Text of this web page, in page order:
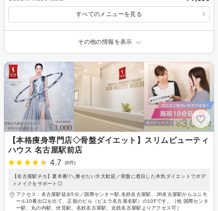
すべてのメニューを見る
その他の情報を表示
【本格痩身専門店◇骨盤ダイエット】スリムビューティ
ハウス 名古屋駅前店
4.7
(8件)
【名古屋駅チカ】夏本番!!＼痩せたい方大歓迎／骨盤に着目した本気ダイエットでボデ
ィメイクをサポート◎
アクセス：名古屋駅徒歩5分／国際センター駅,名鉄名古屋駅、JR名古屋駅からユニモ
ール10番出口を出て、正面のビル（ビエラ名古屋名駅）の10Fです。［他 国際センタ
ー駅、丸の内駅、伏見駅、名鉄名古屋駅、近鉄名古屋駅よりアクセス可］